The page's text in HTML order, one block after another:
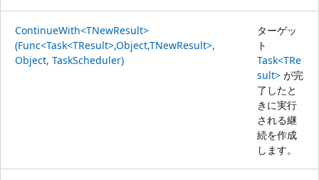
ContinueWith<TNewResult>
(Func<Task<TResult>,Object,TNewResult>,
Object, TaskScheduler)
ターゲッ
ト
Task<TRe
sult> が完
了したと
きに実行
される継
続を作成
します。